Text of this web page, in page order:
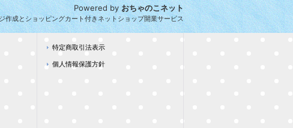
Powered byおちゃのこネット
作成とショッピングカート付きネットショップ開業サービス
特定商取引法表示
個人情報保護方針